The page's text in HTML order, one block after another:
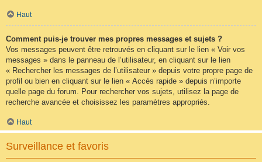
Haut
Comment puis-je trouver mes propres messages et sujets ?
Vos messages peuvent être retrouvés en cliquant sur le lien « Voir vos
messages » dans le panneau de l’utilisateur, en cliquant sur le lien
« Rechercher les messages de l’utilisateur » depuis votre propre page de
profil ou bien en cliquant sur le lien « Accès rapide » depuis n’importe
quelle page du forum. Pour rechercher vos sujets, utilisez la page de
recherche avancée et choisissez les paramètres appropriés.
Haut
Surveillance et favoris